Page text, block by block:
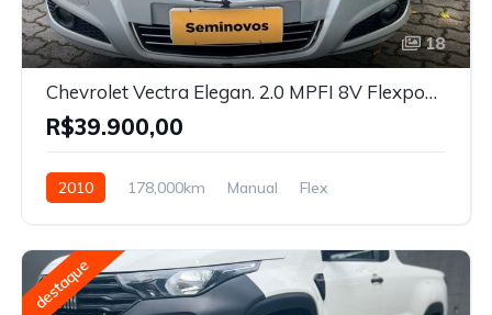
18
Chevrolet Vectra Elegan. 2.0 MPFI 8V Flexpower MEC 2010
R$39.900,00
2010 178,000km Manual Flex
destaque